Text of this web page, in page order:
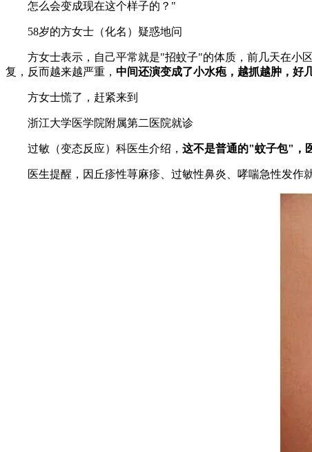
怎么会变成现在这个样子的？"
58岁的方女士（化名）疑惑地问
方女士表示，自己平常就是"招蚊子"的体质，前几天在小区
复，反而越来越严重， 中间还演变成了小水疱，越抓越肿，好
方女士慌了，赶紧来到
浙江大学医学院附属第二医院就诊
过敏（变态反应）科医生介绍， 这不是普通的"蚊子包"，
医生提醒，因丘疹性荨麻疹、过敏性鼻炎、哮喘急性发作就